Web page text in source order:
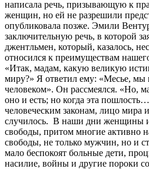
написала речь, призывающую к
женщин, но ей не разрешили
опубликовала позже. Эмили
заключительную речь, в которой
джентльмен, который, казалось,
относился к преимуществам
«Итак, мадам, какую великую
миру?» Я ответил ему: «Месье, мы
человеком». Он рассмеялся. «Но,
оно и есть; но когда эта
человеческим законам, лицо мира
случилось. В наши дни женщины
свободы, притом многие активно
свободы, не только мужчин, но и
мало беспокоят больные дети,
насилие, войны и другие пороки